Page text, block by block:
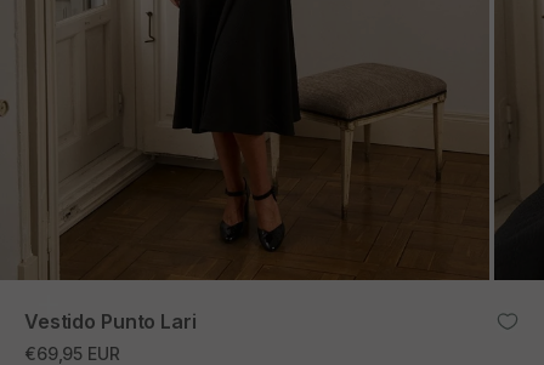
Vestido Punto Lari
Precio de oferta
€69,95 EUR